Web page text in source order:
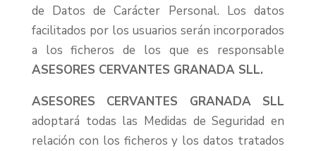
de Datos de Carácter Personal. Los datos
facilitados por los usuarios serán incorporados
a los ficheros de los que es responsable
ASESORES CERVANTES GRANADA SLL.
ASESORES CERVANTES GRANADA SLL
adoptará todas las Medidas de Seguridad en
relación con los ficheros y los datos tratados